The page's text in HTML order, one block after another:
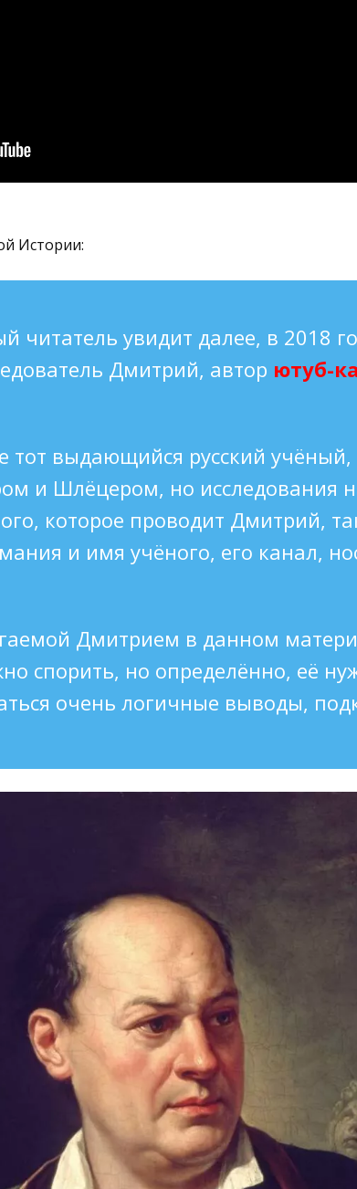
Истории:
читатель увидит далее, в 2018
Дмитрий, автор ютуб-
тот выдающийся русский учёный,
и Шлёцером, но исследования
которое проводит Дмитрий,
и имя учёного, его канал,
Дмитрием в данном
спорить, но определённо, её
очень логичные выводы,